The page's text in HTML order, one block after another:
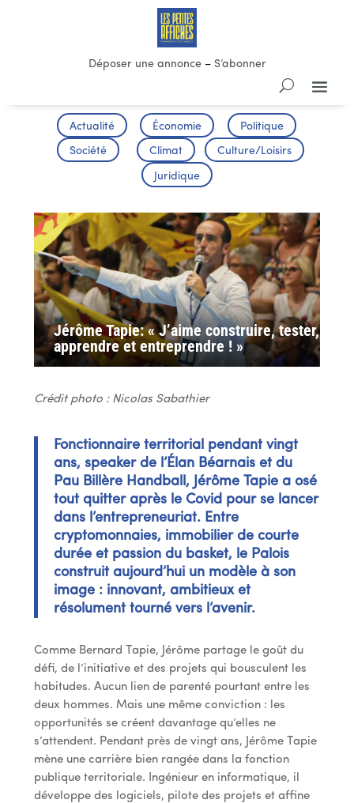
Déposer une annonce– S’abonner
Actualité Économie Politique
Société Climat Culture/Loisirs
Juridique
Jérôme Tapie: « J’aime construire, tester,
apprendre et entreprendre ! »
Crédit photo : Nicolas Sabathier
Fonctionnaire territorial pendant vingt
ans, speaker de l’Élan Béarnais et du
Pau Billère Handball, Jérôme Tapie a osé
tout quitter après le Covid pour se lancer
dans l’entrepreneuriat. Entre
cryptomonnaies, immobilier de courte
durée et passion du basket, le Palois
construit aujourd’hui un modèle à son
image : innovant, ambitieux et
résolument tourné vers l’avenir.
Comme Bernard Tapie, Jérôme partage le goût du
défi, de l’initiative et des projets qui bousculent les
habitudes. Aucun lien de parenté pourtant entre les
deux hommes. Mais une même conviction : les
opportunités se créent davantage qu’elles ne
s’attendent. Pendant près de vingt ans, Jérôme Tapie
mène une carrière bien rangée dans la fonction
publique territoriale. Ingénieur en informatique, il
développe des logiciels, pilote des projets et affine